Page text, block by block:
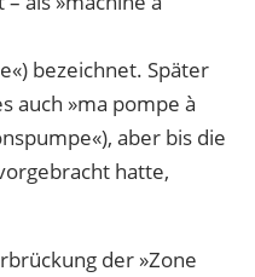
bezeichnet. Später
auch »ma pompe à
aber bis die
hatte,
der »Zone